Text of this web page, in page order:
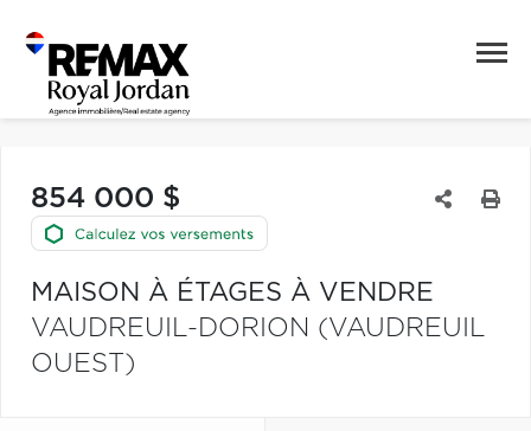
854 000 $
MAISON À ÉTAGES À VENDRE
VAUDREUIL-DORION (VAUDREUIL
OUEST)